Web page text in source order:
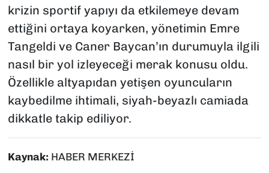
krizin sportif yapıyı da etkilemeye devam
ettiğini ortaya koyarken, yönetimin Emre
Tangeldi ve Caner Baycan’ın durumuyla ilgili
nasıl bir yol izleyeceği merak konusu oldu.
Özellikle altyapıdan yetişen oyuncuların
kaybedilme ihtimali, siyah-beyazlı camiada
dikkatle takip ediliyor.
Kaynak: HABER MERKEZİ